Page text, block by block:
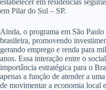
em Pilar do Sul – SP.
Ainda, o programa em São
brasileira, promovendo
gerando emprego e renda para
anos. Essa interação entre o
importância estratégica para o
apenas a função de atender a
de movimentar a economia local